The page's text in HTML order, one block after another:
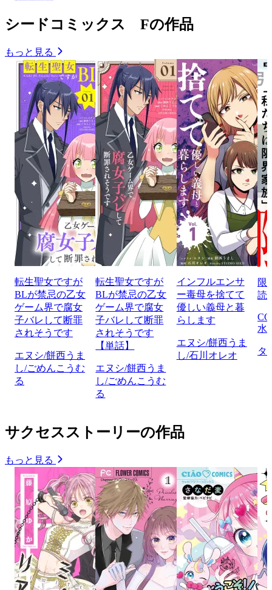
シードコミックス Fの作品
もっと見る
転生聖女ですが
BLが禁忌の乙女
ゲーム界で腐女
子バレして断罪
されそうです
エヌシ/餅西うま
し/ごめんこうむ
る
転生聖女ですが
BLが禁忌の乙女
ゲーム界で腐女
子バレして断罪
されそうです
【単話】
エヌシ/餅西うま
し/ごめんこうむ
る
インフルエンサ
ー毒母を捨てて
優しい義母と暮
らします
エヌシ/餅西うま
し/石川オレオ
限
読
水
タ
サクセスストーリーの作品
もっと見る